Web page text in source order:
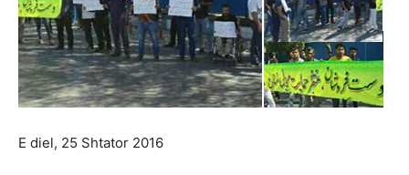
E diel, 25 Shtator 2016